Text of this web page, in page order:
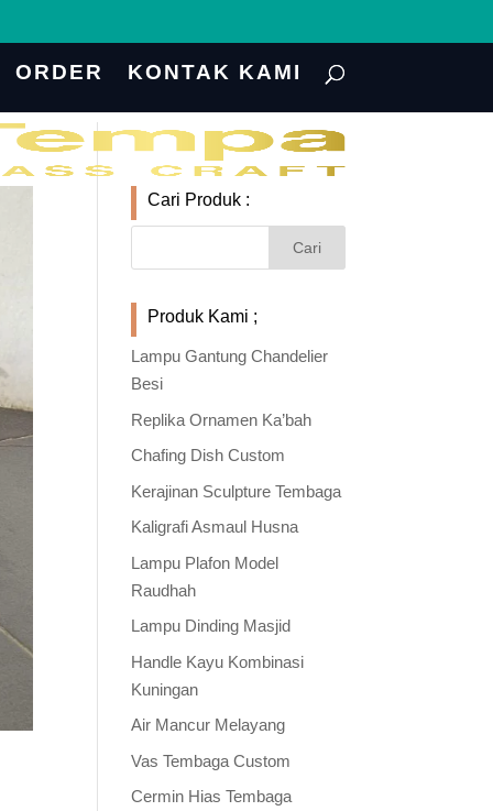
ORDER KONTAK KAMI
Cari Produk :
Produk Kami ;
Lampu Gantung Chandelier
Besi
Replika Ornamen Ka’bah
Chafing Dish Custom
Kerajinan Sculpture Tembaga
Kaligrafi Asmaul Husna
Lampu Plafon Model
Raudhah
Lampu Dinding Masjid
Handle Kayu Kombinasi
Kuningan
Air Mancur Melayang
Vas Tembaga Custom
Cermin Hias Tembaga